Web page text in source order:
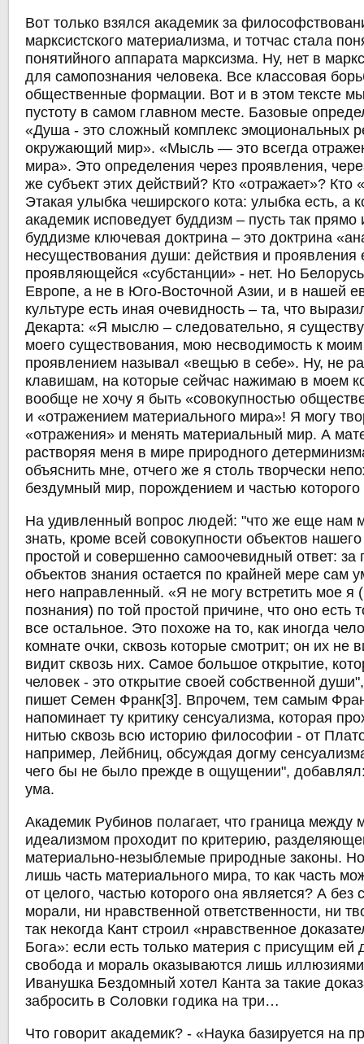
Вот только взялся академик за
марксистского материализма, и тотчас стала
понятийного аппарата марксизма. Ну, нет в
для самопознания человека. Все классовая
общественные формации. Вот и в этом тексте
пустоту в самом главном месте. Базовые
«Душа - это сложный комплекс эмоциональных
окружающий мир». «Мысль — это всегда
мира». Это определения через проявления,
же субъект этих действий? Кто «отражает»? Кто
Этакая улыбка чеширского кота: улыбка есть, а
академик исповедует буддизм – пусть так
буддизме ключевая доктрина – это доктрина
несуществования души: действия и проявления
проявляющейся «субстанции» - нет. Но
Европе, а не в Юго-Восточной Азии, и в нашей
культуре есть иная очевидность – та, что
Декарта: «Я мыслю – следовательно, я
моего существования, мою несводимость к
проявлением называл «вещью в себе». Ну, не
клавишам, на которые сейчас нажимаю в моем
вообще не хочу я быть «совокупностью
и «отражением материального мира»! Я могу
«отражения» и менять материальный мир. А
растворяя меня в мире природного
объяснить мне, отчего же я столь творчески
бездумный мир, порождением и частью
На удивленный вопрос людей: "что же еще нам
знать, кроме всей совокупности объектов
простой и совершенно самоочевидный ответ:
объектов знания остается по крайней мере сам
него направленный. «Я не могу встретить мое я
познания) по той простой причине, что оно есть
все остальное. Это похоже на то, как иногда
комнате очки, сквозь которые смотрит; он их не
видит сквозь них. Самое большое открытие,
человек - это открытие своей собственной
пишет Семен Франк[3]. Впрочем, тем самым
напоминает ту критику сенсуализма, которая
нитью сквозь всю историю философии - от
например, Лейбниц, обсуждая догму
чего бы не было прежде в ощущении",
ума.
Академик Рубинов полагает, что граница между
идеализмом проходит по критерию,
материально-незыблемые природные законы.
лишь часть материального мира, то как часть
от целого, частью которого она является? А без
морали, ни нравственной ответственности, ни
так некогда Кант строил «нравственное
Бога»: если есть только материя с присущим ей
свобода и мораль оказываются лишь
Иванушка Бездомный хотел Канта за такие
забросить в Соловки годика на три…
Что говорит академик? - «Наука базируется на